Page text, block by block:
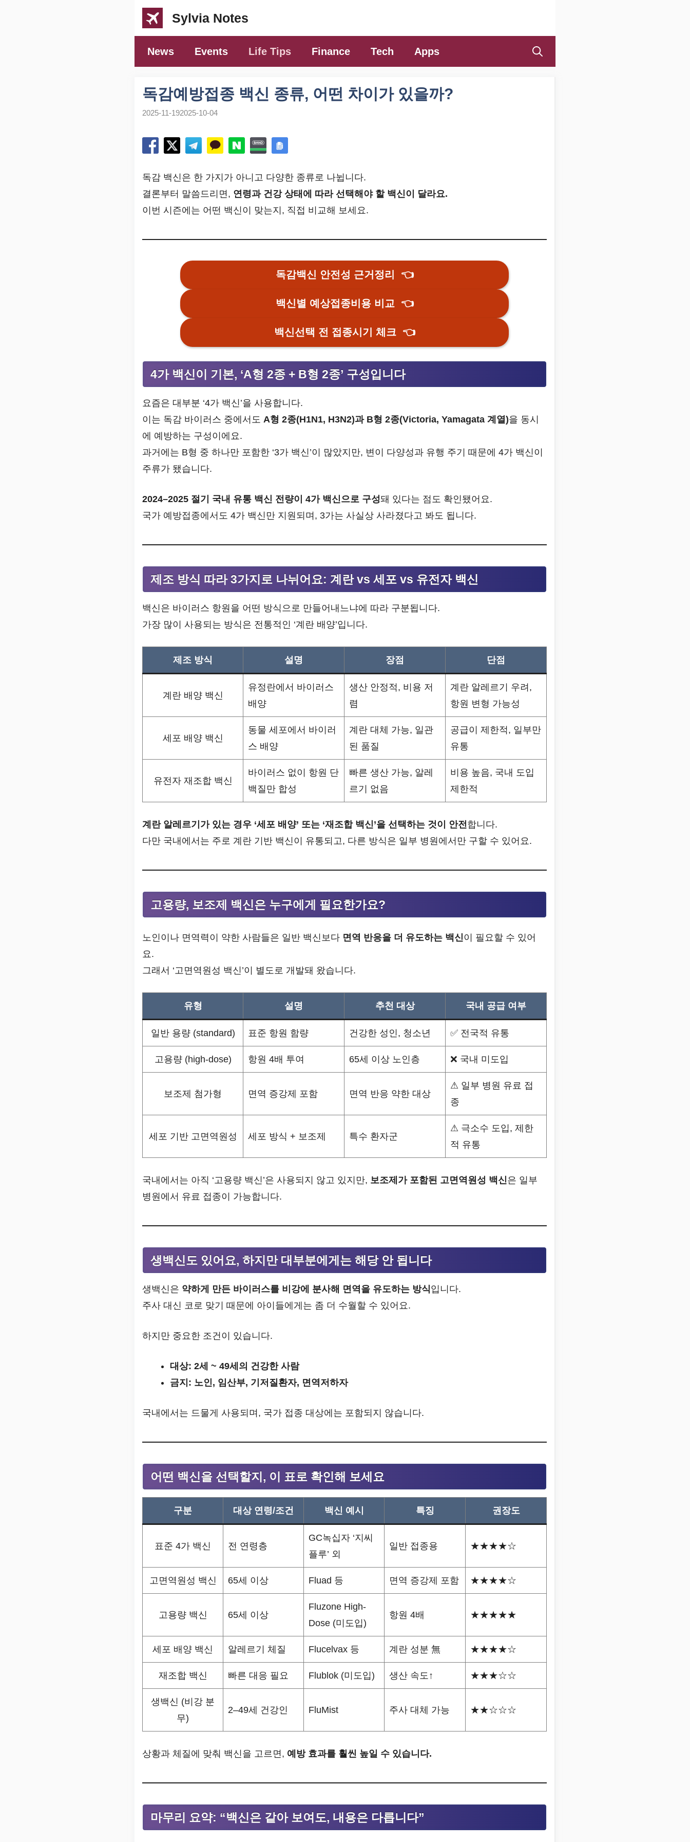
Sylvia Notes
News Events Life Tips Finance Tech Apps
독감예방접종 백신 종류, 어떤 차이가 있을까?
2025-11-192025-10-04
독감 백신은 한 가지가 아니고 다양한 종류로 나뉩니다.
결론부터 말씀드리면, 연령과 건강 상태에 따라 선택해야 할 백신이 달라요.
이번 시즌에는 어떤 백신이 맞는지, 직접 비교해 보세요.
독감백신 안전성 근거정리 👈
백신별 예상접종비용 비교 👈
백신선택 전 접종시기 체크 👈
4가 백신이 기본, ‘A형 2종 + B형 2종’ 구성입니다
요즘은 대부분 ‘4가 백신’을 사용합니다.
이는 독감 바이러스 중에서도 A형 2종(H1N1, H3N2)과 B형 2종(Victoria, Yamagata 계열)을 동시
에 예방하는 구성이에요.
과거에는 B형 중 하나만 포함한 ‘3가 백신’이 많았지만, 변이 다양성과 유행 주기 때문에 4가 백신이
주류가 됐습니다.
2024–2025 절기 국내 유통 백신 전량이 4가 백신으로 구성돼 있다는 점도 확인됐어요.
국가 예방접종에서도 4가 백신만 지원되며, 3가는 사실상 사라졌다고 봐도 됩니다.
제조 방식 따라 3가지로 나뉘어요: 계란 vs 세포 vs 유전자 백신
백신은 바이러스 항원을 어떤 방식으로 만들어내느냐에 따라 구분됩니다.
가장 많이 사용되는 방식은 전통적인 ‘계란 배양’입니다.
제조 방식 설명 장점 단점
계란 배양 백신
유정란에서 바이러스
배양
생산 안정적, 비용 저
렴
계란 알레르기 우려,
항원 변형 가능성
세포 배양 백신
동물 세포에서 바이러
스 배양
계란 대체 가능, 일관
된 품질
공급이 제한적, 일부만
유통
유전자 재조합 백신
바이러스 없이 항원 단
백질만 합성
빠른 생산 가능, 알레
르기 없음
비용 높음, 국내 도입
제한적
계란 알레르기가 있는 경우 ‘세포 배양’ 또는 ‘재조합 백신’을 선택하는 것이 안전 합니다.
다만 국내에서는 주로 계란 기반 백신이 유통되고, 다른 방식은 일부 병원에서만 구할 수 있어요.
고용량, 보조제 백신은 누구에게 필요한가요?
노인이나 면역력이 약한 사람들은 일반 백신보다 면역 반응을 더 유도하는 백신이 필요할 수 있어
요.
그래서 ‘고면역원성 백신’이 별도로 개발돼 왔습니다.
유형 설명 추천 대상 국내 공급 여부
일반 용량 (standard) 표준 항원 함량 건강한 성인, 청소년 ✅ 전국적 유통
고용량 (high-dose) 항원 4배 투여 65세 이상 노인층 ❌ 국내 미도입
보조제 첨가형 면역 증강제 포함 면역 반응 약한 대상
⚠ 일부 병원 유료 접
종
세포 기반 고면역원성 세포 방식 + 보조제 특수 환자군
⚠ 극소수 도입, 제한
적 유통
국내에서는 아직 ‘고용량 백신’은 사용되지 않고 있지만, 보조제가 포함된 고면역원성 백신은 일부
병원에서 유료 접종이 가능합니다.
생백신도 있어요, 하지만 대부분에게는 해당 안 됩니다
생백신은 약하게 만든 바이러스를 비강에 분사해 면역을 유도하는 방식입니다.
주사 대신 코로 맞기 때문에 아이들에게는 좀 더 수월할 수 있어요.
하지만 중요한 조건이 있습니다.
대상: 2세 ~ 49세의 건강한 사람
금지: 노인, 임산부, 기저질환자, 면역저하자
국내에서는 드물게 사용되며, 국가 접종 대상에는 포함되지 않습니다.
어떤 백신을 선택할지, 이 표로 확인해 보세요
구분 대상 연령/조건 백신 예시 특징 권장도
표준 4가 백신 전 연령층
GC녹십자 ‘지씨
플루’ 외
일반 접종용 ★★★★☆
고면역원성 백신 65세 이상 Fluad 등 면역 증강제 포함 ★★★★☆
고용량 백신 65세 이상
Fluzone High-
Dose (미도입)
항원 4배 ★★★★★
세포 배양 백신 알레르기 체질 Flucelvax 등 계란 성분 無 ★★★★☆
재조합 백신 빠른 대응 필요 Flublok (미도입) 생산 속도↑ ★★★☆☆
생백신 (비강 분
무)
2–49세 건강인 FluMist 주사 대체 가능 ★★☆☆☆
상황과 체질에 맞춰 백신을 고르면, 예방 효과를 훨씬 높일 수 있습니다.
마무리 요약: “백신은 같아 보여도, 내용은 다릅니다”